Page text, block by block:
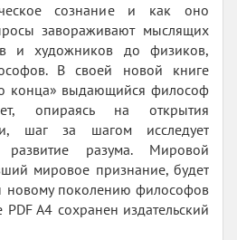
сознание и как оно
завораживают мыслящих
и художников до физиков,
В своей новой книге
конца» выдающийся философ
опираясь на открытия
шаг за шагом исследует
разума. Мировой
мировое признание, будет
новому поколению философов
A4 сохранен издательский